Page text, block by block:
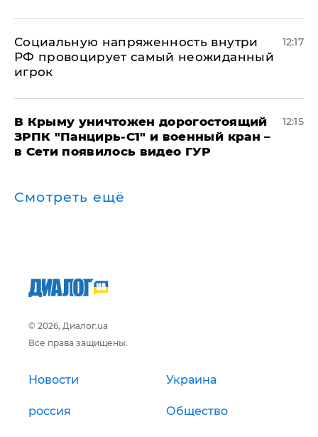
Социальную напряженность внутри
РФ провоцирует самый неожиданный
игрок
12:17
В Крыму уничтожен дорогостоящий
ЗРПК "Панцирь-С1" и военный кран –
в Сети появилось видео ГУР
12:15
Смотреть ещё
© 2026, Диалог.ua
Все права защищены.
Новости Украина
россия Общество